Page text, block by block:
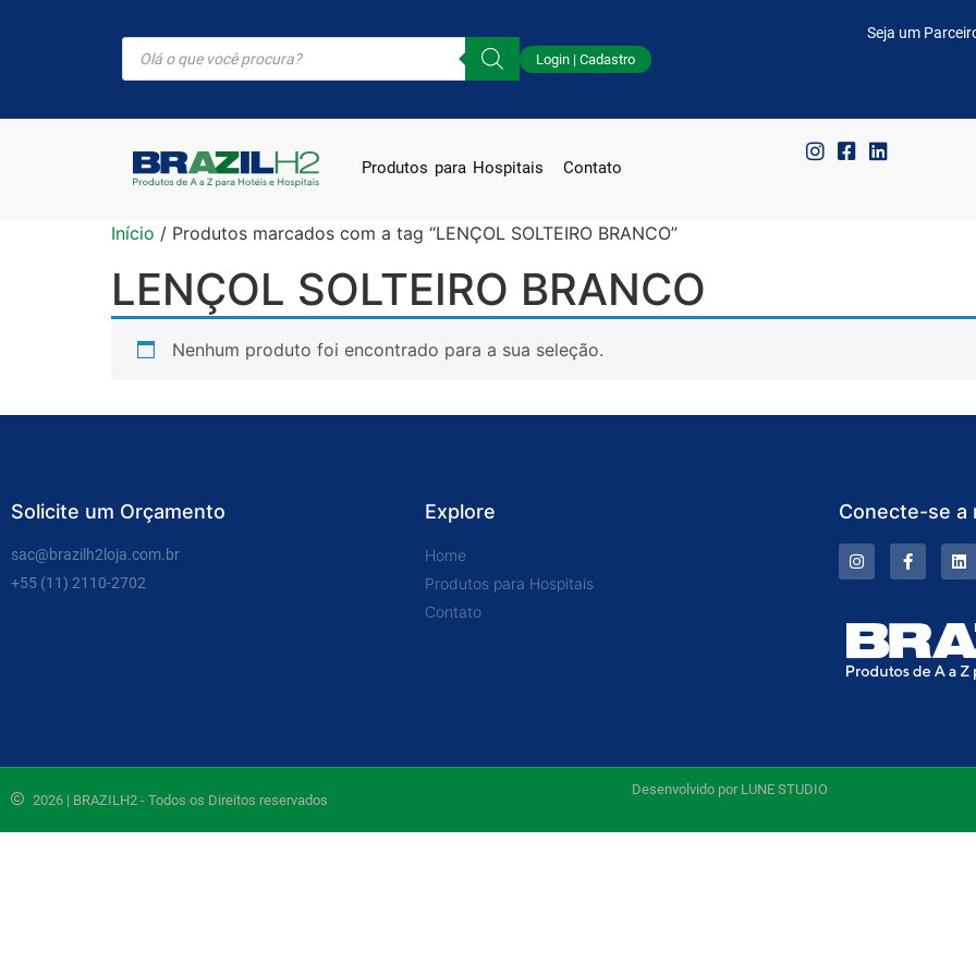
Login | Cadastro
Seja um
Produtos para Hospitais Contato
Início / Produtos marcados com a tag “LENÇOL SOLTEIRO BRANCO”
LENÇOL SOLTEIRO BRANCO
Nenhum produto foi encontrado para a sua seleção.
Solicite um Orçamento
sac@brazilh2loja.com.br
+55 (11) 2110-2702
Explore
Home
Produtos para Hospitais
Contato
Conecte-se a
2026 | BRAZILH2 - Todos os Direitos reservados
Desenvolvido por LUNE STUDIO